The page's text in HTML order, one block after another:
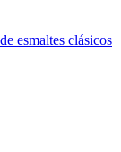
esmaltes clásicos